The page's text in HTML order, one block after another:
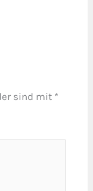
sind mit *